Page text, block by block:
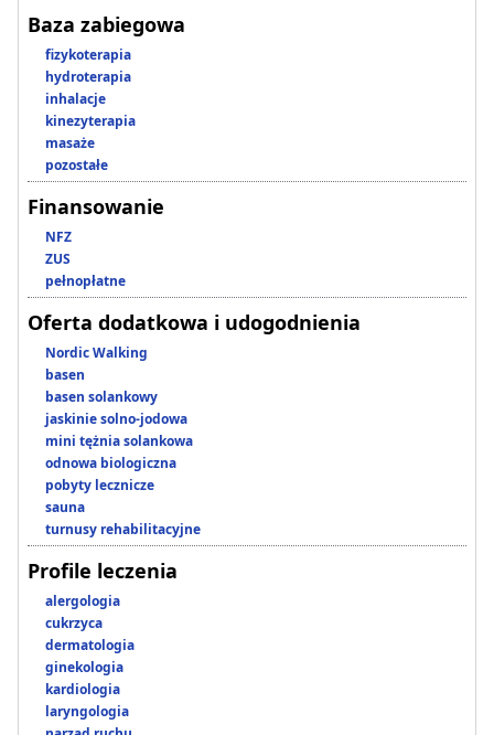
Baza zabiegowa
fizykoterapia
hydroterapia
inhalacje
kinezyterapia
masaże
pozostałe
Finansowanie
NFZ
ZUS
pełnopłatne
Oferta dodatkowa i udogodnienia
Nordic Walking
basen
basen solankowy
jaskinie solno-jodowa
mini tężnia solankowa
odnowa biologiczna
pobyty lecznicze
sauna
turnusy rehabilitacyjne
Profile leczenia
alergologia
cukrzyca
dermatologia
ginekologia
kardiologia
laryngologia